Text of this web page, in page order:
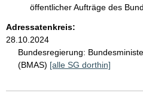
öffentlicher Aufträge des
Adressatenkreis:
28.10.2024
Bundesregierung:
(BMAS) [alle SG dorthin]